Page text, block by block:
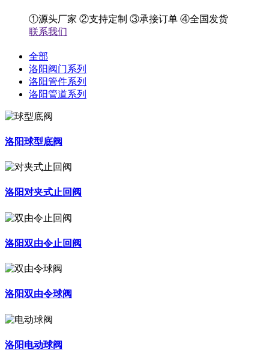
①源头厂家 ②支持定制 ③承接订单 ④全国发货
联系我们
全部
洛阳阀门系列
洛阳管件系列
洛阳管道系列
洛阳球型底阀
洛阳对夹式止回阀
洛阳双由令止回阀
洛阳双由令球阀
洛阳电动球阀